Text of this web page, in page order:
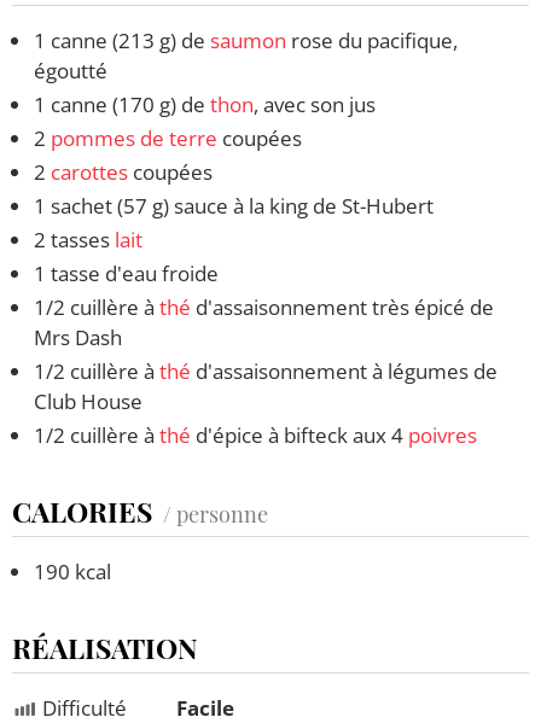
1 canne (213 g) de saumon rose du pacifique,
égoutté
1 canne (170 g) de thon, avec son jus
2 pommes de terre coupées
2 carottes coupées
1 sachet (57 g) sauce à la king de St-Hubert
2 tasses lait
1 tasse d'eau froide
1/2 cuillère à thé d'assaisonnement très épicé de
Mrs Dash
1/2 cuillère à thé d'assaisonnement à légumes de
Club House
1/2 cuillère à thé d'épice à bifteck aux 4 poivres
CALORIES / personne
190 kcal
RÉALISATION
Difficulté
Facile